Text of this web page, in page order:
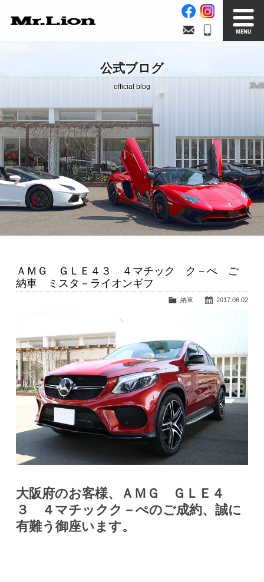
在庫車情報 買取無料査定
Factory
自社工場 サービス案内
Official Blog
公式ブログ
Company info.
会社案内
公式ブログ
official blog
ＡＭＧ ＧＬＥ４３ ４マチック ク－ぺ ご
納車 ミスタ－ライオンギフ
2017.06.02
納車
大阪府のお客様、ＡＭＧ ＧＬＥ４
３ ４マチックク－ぺのご成約、誠に
有難う御座います。